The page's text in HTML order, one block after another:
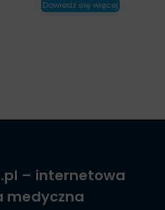
Dowiedz się więcej
– internetowa
medyczna